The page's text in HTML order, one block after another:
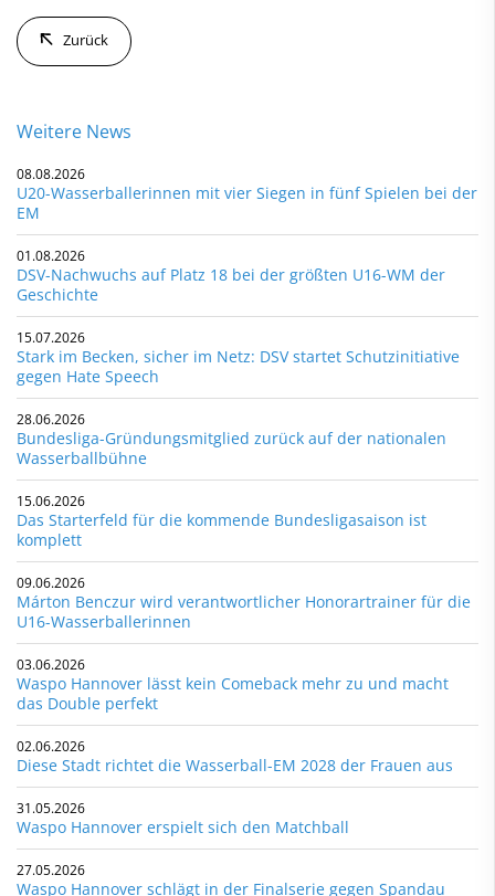
Zurück
Weitere News
08.08.2026
U20-Wasserballerinnen mit vier Siegen in fünf Spielen bei der
EM
01.08.2026
DSV-Nachwuchs auf Platz 18 bei der größten U16-WM der
Geschichte
15.07.2026
Stark im Becken, sicher im Netz: DSV startet Schutzinitiative
gegen Hate Speech
28.06.2026
Bundesliga-Gründungsmitglied zurück auf der nationalen
Wasserballbühne
15.06.2026
Das Starterfeld für die kommende Bundesligasaison ist
komplett
09.06.2026
Márton Benczur wird verantwortlicher Honorartrainer für die
U16-Wasserballerinnen
03.06.2026
Waspo Hannover lässt kein Comeback mehr zu und macht
das Double perfekt
02.06.2026
Diese Stadt richtet die Wasserball-EM 2028 der Frauen aus
31.05.2026
Waspo Hannover erspielt sich den Matchball
27.05.2026
Waspo Hannover schlägt in der Finalserie gegen Spandau